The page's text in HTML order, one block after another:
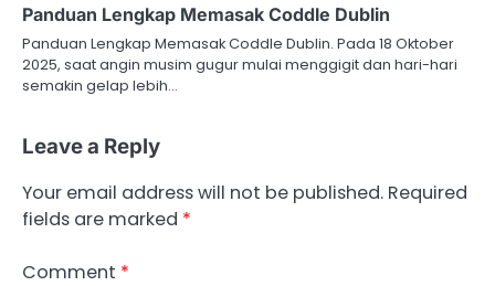
Panduan Lengkap Memasak Coddle Dublin
Panduan Lengkap Memasak Coddle Dublin. Pada 18 Oktober
2025, saat angin musim gugur mulai menggigit dan hari-hari
semakin gelap lebih…
Leave a Reply
Your email address will not be published. Required
fields are marked *
Comment *